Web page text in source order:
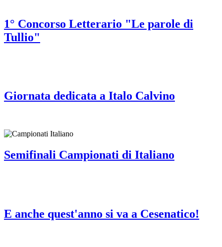
1° Concorso Letterario "Le parole di
Tullio"
Giornata dedicata a Italo Calvino
Semifinali Campionati di Italiano
E anche quest'anno si va a Cesenatico!